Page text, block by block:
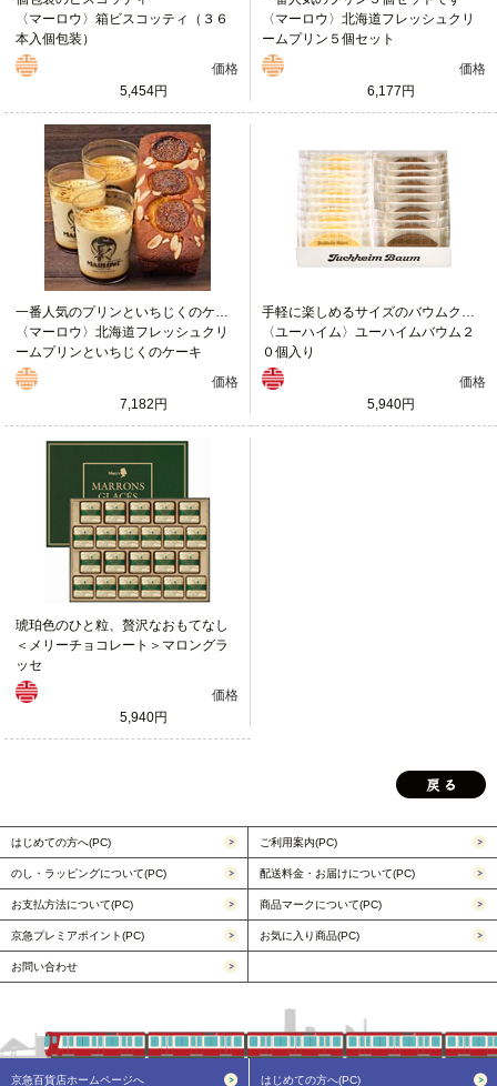
〈マーロウ〉箱ビスコッティ（３６
本入個包装）
価格
5,454円
〈マーロウ〉北海道フレッシュクリ
ームプリン５個セット
価格
6,177円
一番人気のプリンといちじくのケーキ
〈マーロウ〉北海道フレッシュクリ
ームプリンといちじくのケーキ
価格
7,182円
手軽に楽しめるサイズのバウムクーヘン
〈ユーハイム〉ユーハイムバウム２
０個入り
価格
5,940円
琥珀色のひと粒、贅沢なおもてなし
＜メリーチョコレート＞マロングラ
ッセ
価格
5,940円
はじめての方へ(PC) ご利用案内(PC)
のし・ラッピングについて(PC) 配送料金・お届けについて(PC)
お支払方法について(PC) 商品マークについて(PC)
京急プレミアポイント(PC) お気に入り商品(PC)
お問い合わせ
京急百貨店ホームページへ はじめての方へ(PC)